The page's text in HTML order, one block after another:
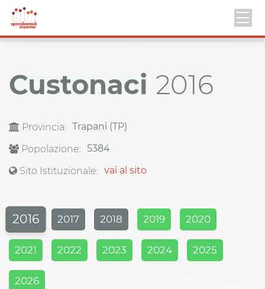
Custonaci 2016
Provincia: Trapani (TP)
Popolazione: 5384
Sito Istituzionale: vai al sito
2016 2017 2018 2019 2020
2021 2022 2023 2024 2025
2026